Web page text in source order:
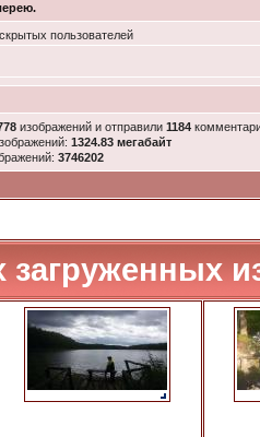
пользователей
изображений и отправили 1184
1324.83 мегабайт
3746202